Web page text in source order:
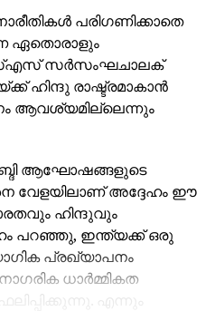
പരിഗണിക്കാതെ
ഏതൊരാളും
സര്‍സംഘചാലക്
ഹിന്ദു രാഷ്ട്രമാകാന്‍
ആവശ്യമില്ലെന്നും
ആഘോഷങ്ങളുടെ
വേളയിലാണ് അദ്ദേഹം ഈ
ഹിന്ദുവും
പറഞ്ഞു, ഇന്ത്യക്ക് ഒരു
പ്രഖ്യാപനം
ധാര്‍മ്മികത
എന്നും